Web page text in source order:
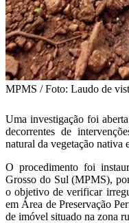
MPMS / Foto: Laudo de
Uma investigação foi
decorrentes de
natural da vegetação nativa
O procedimento foi
Grosso do Sul (MPMS),
o objetivo de verificar
em Área de Preservação
de imóvel situado na zona